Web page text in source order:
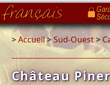
>Accueil>Sud-Ouest>
Château